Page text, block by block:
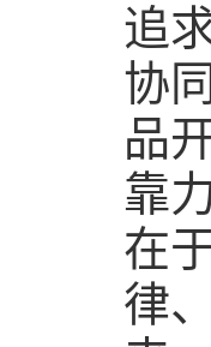
追
协
品
靠
在
律